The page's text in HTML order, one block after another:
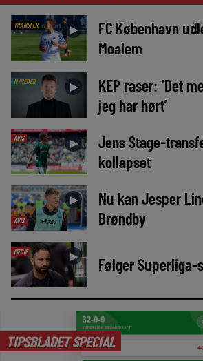
TRANSFER ►
FC København
Moalem
NYHEDER ►
KEP raser: ‘Det
jeg har hørt’
AVIS ►
Jens Stage-
kollapset
AVIS
►
Nu kan Jesper
Brøndby
MEDIE ► Følger
TIPSBLADET SPECIAL